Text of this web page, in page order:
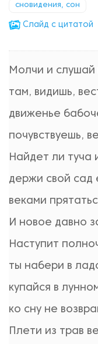
сновидения, сон
Cлайд с цитатой
Молчи и слушай
там, видишь,
движенье
почувствуешь,
Найдет ли туча
держи свой сад
веками
И новое давно
Наступит
ты набери в
купайся в
ко сну не
Плети из трав